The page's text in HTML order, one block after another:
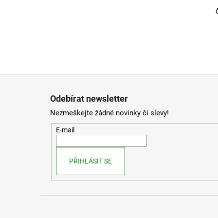
Odebírat newsletter
Nezmeškejte žádné novinky či slevy!
E-mail
PŘIHLÁSIT SE